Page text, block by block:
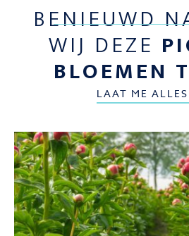
BENIEUWD
WIJ DEZE
BLOEMEN
LAAT ME